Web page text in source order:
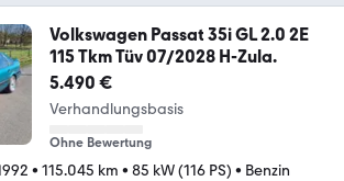
Volkswagen Passat 35i GL 2.0 2E
115 Tkm Tüv 07/2028 H-Zula.
5.490 €
Verhandlungsbasis
Ohne Bewertung
• 115.045 km • 85 kW (116 PS) • Benzin